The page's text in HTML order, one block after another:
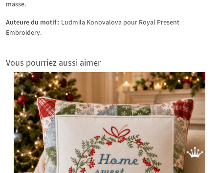
masse.
Auteure du motif : Ludmila Konovalova pour Royal Present
Embroidery.
Vous pourriez aussi aimer